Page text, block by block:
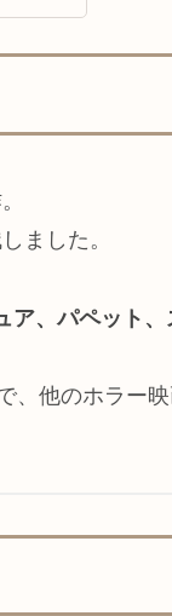
ました。
ア、パペット
、他のホラー